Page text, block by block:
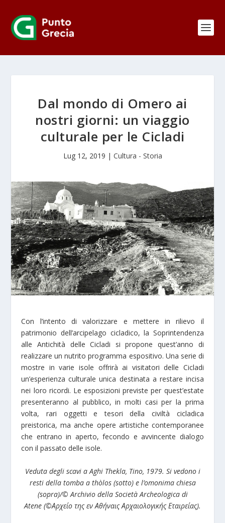
Dal mondo di Omero ai
nostri giorni: un viaggio
culturale per le Cicladi
Lug 12, 2019 | Cultura - Storia
Con l’intento di valorizzare e mettere in rilievo il
patrimonio dell’arcipelago cicladico, la Soprintendenza
alle Antichità delle Cicladi si propone quest’anno di
realizzare un nutrito programma espositivo. Una serie di
mostre in varie isole offrirà ai visitatori delle Cicladi
un’esperienza culturale unica destinata a restare incisa
nei loro ricordi. Le esposizioni previste per quest’estate
presenteranno al pubblico, in molti casi per la prima
volta, rari oggetti e tesori della civiltà cicladica
preistorica, ma anche opere artistiche contemporanee
che entrano in aperto, fecondo e avvincente dialogo
con il passato delle isole.
Veduta degli scavi a Aghi Thekla, Tino, 1979. Si vedono i
resti della tomba a thòlos (sotto) e l’omonima chiesa
(sopra)/© Archivio della Società Archeologica di
Atene (©Αρχείο της εν Αθήναις Αρχαιολογικής Εταιρείας).